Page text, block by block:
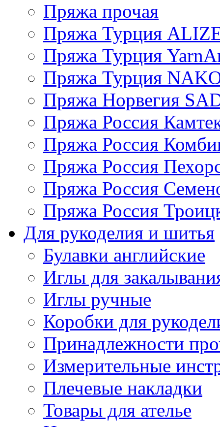
Пряжа прочая
Пряжа Турция
Пряжа Турция
Пряжа Турция
Пряжа Норвегия
Пряжа Россия
Пряжа Россия
Пряжа Россия
Пряжа Россия
Пряжа Россия
Для рукоделия и шитья
Булавки английские
Иглы для
Иглы ручные
Коробки для
Принадлежности
Измерительные
Плечевые накладки
Товары для ателье